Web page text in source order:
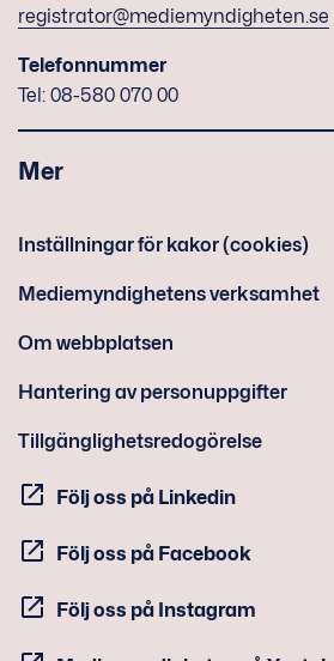
registrator@mediemyndigheten.se
Telefonnummer
Tel: 08-580 070 00
Mer
Inställningar för kakor (cookies)
Mediemyndighetens verksamhet
Om webbplatsen
Hantering av personuppgifter
Tillgänglighetsredogörelse
Följ oss på Linkedin
Följ oss på Facebook
Följ oss på Instagram